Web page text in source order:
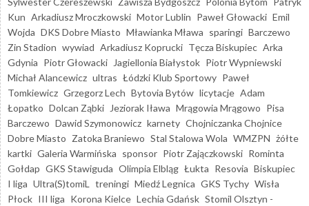
Kun Arkadiusz Mroczkowski Motor Lublin Paweł Głowacki Emil
Wojda DKS Dobre Miasto Mławianka Mława sparingi Barczewo
Zin Stadion wywiad Arkadiusz Koprucki Tęcza Biskupiec Arka
Gdynia Piotr Głowacki Jagiellonia Białystok Piotr Wypniewski
Michał Alancewicz ultras Łódzki Klub Sportowy Paweł
Tomkiewicz Grzegorz Lech Bytovia Bytów licytacje Adam
Łopatko Dolcan Ząbki Jeziorak Iława Mrągowia Mrągowo Pisa
Barczewo Dawid Szymonowicz karnety Chojniczanka Chojnice
Dobre Miasto Zatoka Braniewo Stal Stalowa Wola WMZPN żółte
kartki Galeria Warmińska sponsor Piotr Zajączkowski Rominta
Gołdap GKS Stawiguda Olimpia Elbląg Łukta Resovia Biskupiec
I liga Ultra(S)tomiL treningi Miedź Legnica GKS Tychy Wisła
Płock III liga Korona Kielce Lechia Gdańsk Stomil Olsztyn -